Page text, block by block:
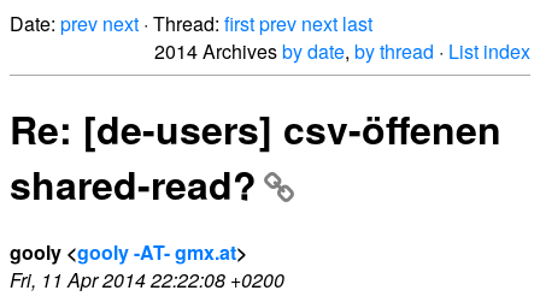
Date: prev next · Thread: firstprev next last
2014 Archivesby date, by thread · List index
Re: [de-users] csv-öffenen
shared-read?
gooly <gooly -AT- gmx.at>
Fri, 11 Apr 2014 22:22:08 +0200